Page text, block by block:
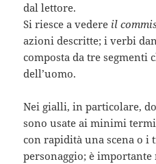
dal lettore.
Si riesce a vedere il
azioni descritte; i verbi
composta da tre segmenti
dell’uomo.
Nei gialli, in particolare,
sono usate ai minimi
con rapidità una scena o
personaggio; è